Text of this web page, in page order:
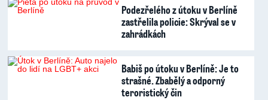
Podezřelého z útoku v Berlíně
zastřelila policie: Skrýval se v
zahrádkách
Babiš po útoku v Berlíně: Je to
strašné. Zbabělý a odporný
teroristický čin